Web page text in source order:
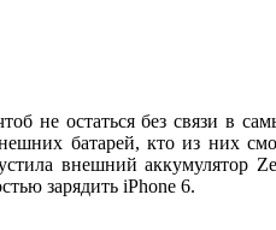
не остаться без связи в
батарей, кто из них
внешний аккумулятор
зарядить iPhone 6.